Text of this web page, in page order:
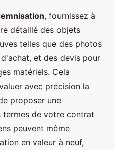
, fournissez à
détaillé des objets
telles que des photos
et des devis pour
matériels. Cela
avec précision la
proposer une
termes de votre contrat
peuvent même
en valeur à neuf,